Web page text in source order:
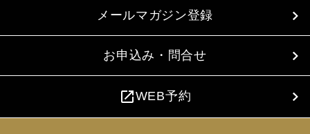
メールマガジン登録
お申込み・問合せ
open_in_newWEB予約